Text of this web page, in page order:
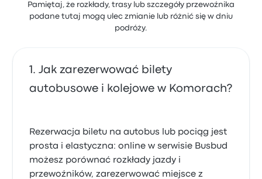
Pamiętaj, że rozkłady, trasy lub szczegóły przewoźnika
podane tutaj mogą ulec zmianie lub różnić się w dniu
podróży.
Jak zarezerwować bilety
autobusowe i kolejowe w Komorach?
Rezerwacja biletu na autobus lub pociąg jest
prosta i elastyczna: online w serwisie Busbud
możesz porównać rozkłady jazdy i
przewoźników, zarezerwować miejsce z